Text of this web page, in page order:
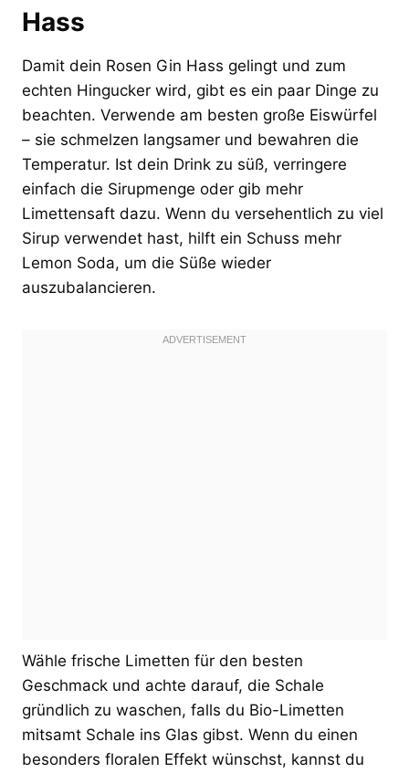
Hass
Damit dein Rosen Gin Hass gelingt und zum
echten Hingucker wird, gibt es ein paar Dinge zu
beachten. Verwende am besten große Eiswürfel
– sie schmelzen langsamer und bewahren die
Temperatur. Ist dein Drink zu süß, verringere
einfach die Sirupmenge oder gib mehr
Limettensaft dazu. Wenn du versehentlich zu viel
Sirup verwendet hast, hilft ein Schuss mehr
Lemon Soda, um die Süße wieder
auszubalancieren.
Wähle frische Limetten für den besten
Geschmack und achte darauf, die Schale
gründlich zu waschen, falls du Bio-Limetten
mitsamt Schale ins Glas gibst. Wenn du einen
besonders floralen Effekt wünschst, kannst du